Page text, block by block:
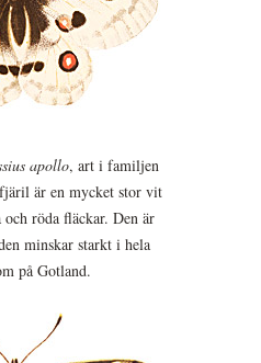
apollo, art i familjen
är en mycket stor vit
röda fläckar. Den är
minskar starkt i hela
på Gotland.